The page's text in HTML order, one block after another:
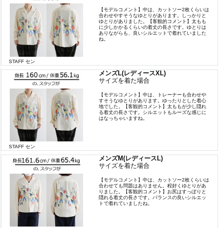
STAFF セン
【モデルコメント】中は、カットソー2枚くらいは
合わせやすそうなゆとりがあります。しっかりと
ゆとりがありました。【客観的コメント】太もも
に少しかかるくらいの着丈の長さです。ゆとりは
ありながらも、良いシルエットで着れていました
ね。
メンズL(レディースXL)
サイズを着た場合
STAFF セン
【モデルコメント】中は、トレーナーも合わせや
すそうなゆとりがあります。ゆったりとした着心
地でした。【客観的コメント】太ももが少し隠れ
る着丈の長さです。シルエットもルーズな感じに
はなっちゃいますね。
メンズM(レディースL)
サイズを着た場合
【モデルコメント】中は、カットソー2枚くらいは
合わせても問題はありません。程好くゆとりがあ
りました。【客観的コメント】お尻はすっぽりと
隠れる着丈の長さです。バランスの良いシルエッ
トで着れていましたね。